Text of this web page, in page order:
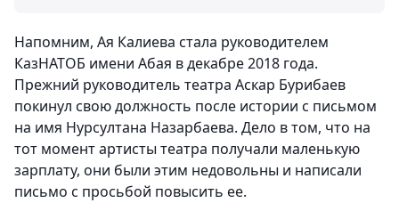
Напомним, Ая Калиева стала руководителем
КазНАТОБ имени Абая в декабре 2018 года.
Прежний руководитель театра Аскар Бурибаев
покинул свою должность после истории с письмом
на имя Нурсултана Назарбаева. Дело в том, что на
тот момент артисты театра получали маленькую
зарплату, они были этим недовольны и написали
письмо с просьбой повысить ее.